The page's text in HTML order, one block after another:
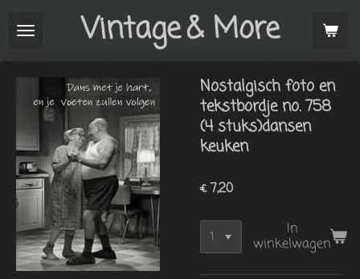
direct
hoofdinhoud
Vintage& More
Nostalgisch foto en
tekstbordje no. 758
(4 stuks)dansen
keuken
€ 7,20
In
winkelwagen